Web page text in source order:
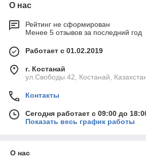
О нас
Рейтинг не сформирован
Менее 5 отзывов за последний год
Работает с 01.02.2019
г. Костанай
ул.Свободы 42, Костанай,
Контакты
Сегодня работает с 09:00 до
Показать весь график работы
О нас